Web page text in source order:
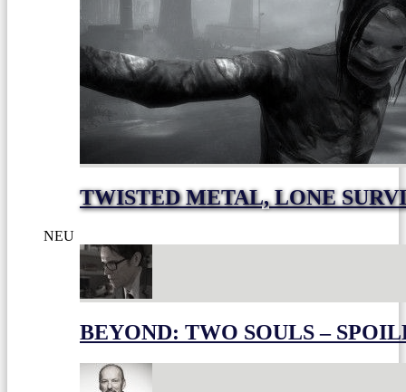
TWISTED METAL, LONE
NEU
BEYOND: TWO SOULS –